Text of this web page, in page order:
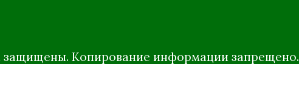
защищены. Копирование информации запрещено.